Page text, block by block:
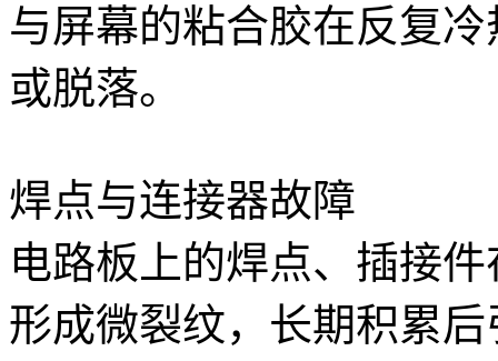
与屏幕的粘合胶在反复
或脱落。
焊点与连接器故障
电路板上的焊点、插接
形成微裂纹，长期积累